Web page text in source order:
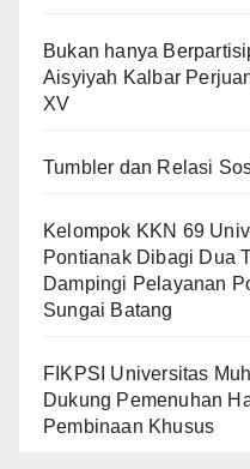
Bukan hanya
Aisyiyah Kalbar
XV
Tumbler dan Relasi
Kelompok KKN 69
Pontianak Dibagi Dua
Dampingi Pelayanan
Sungai Batang
FIKPSI Universitas
Dukung Pemenuhan
Pembinaan Khusus